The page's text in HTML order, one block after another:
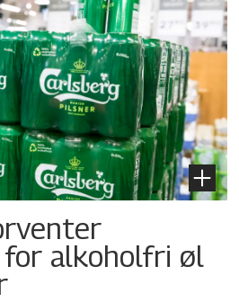
for alkoholfri øl